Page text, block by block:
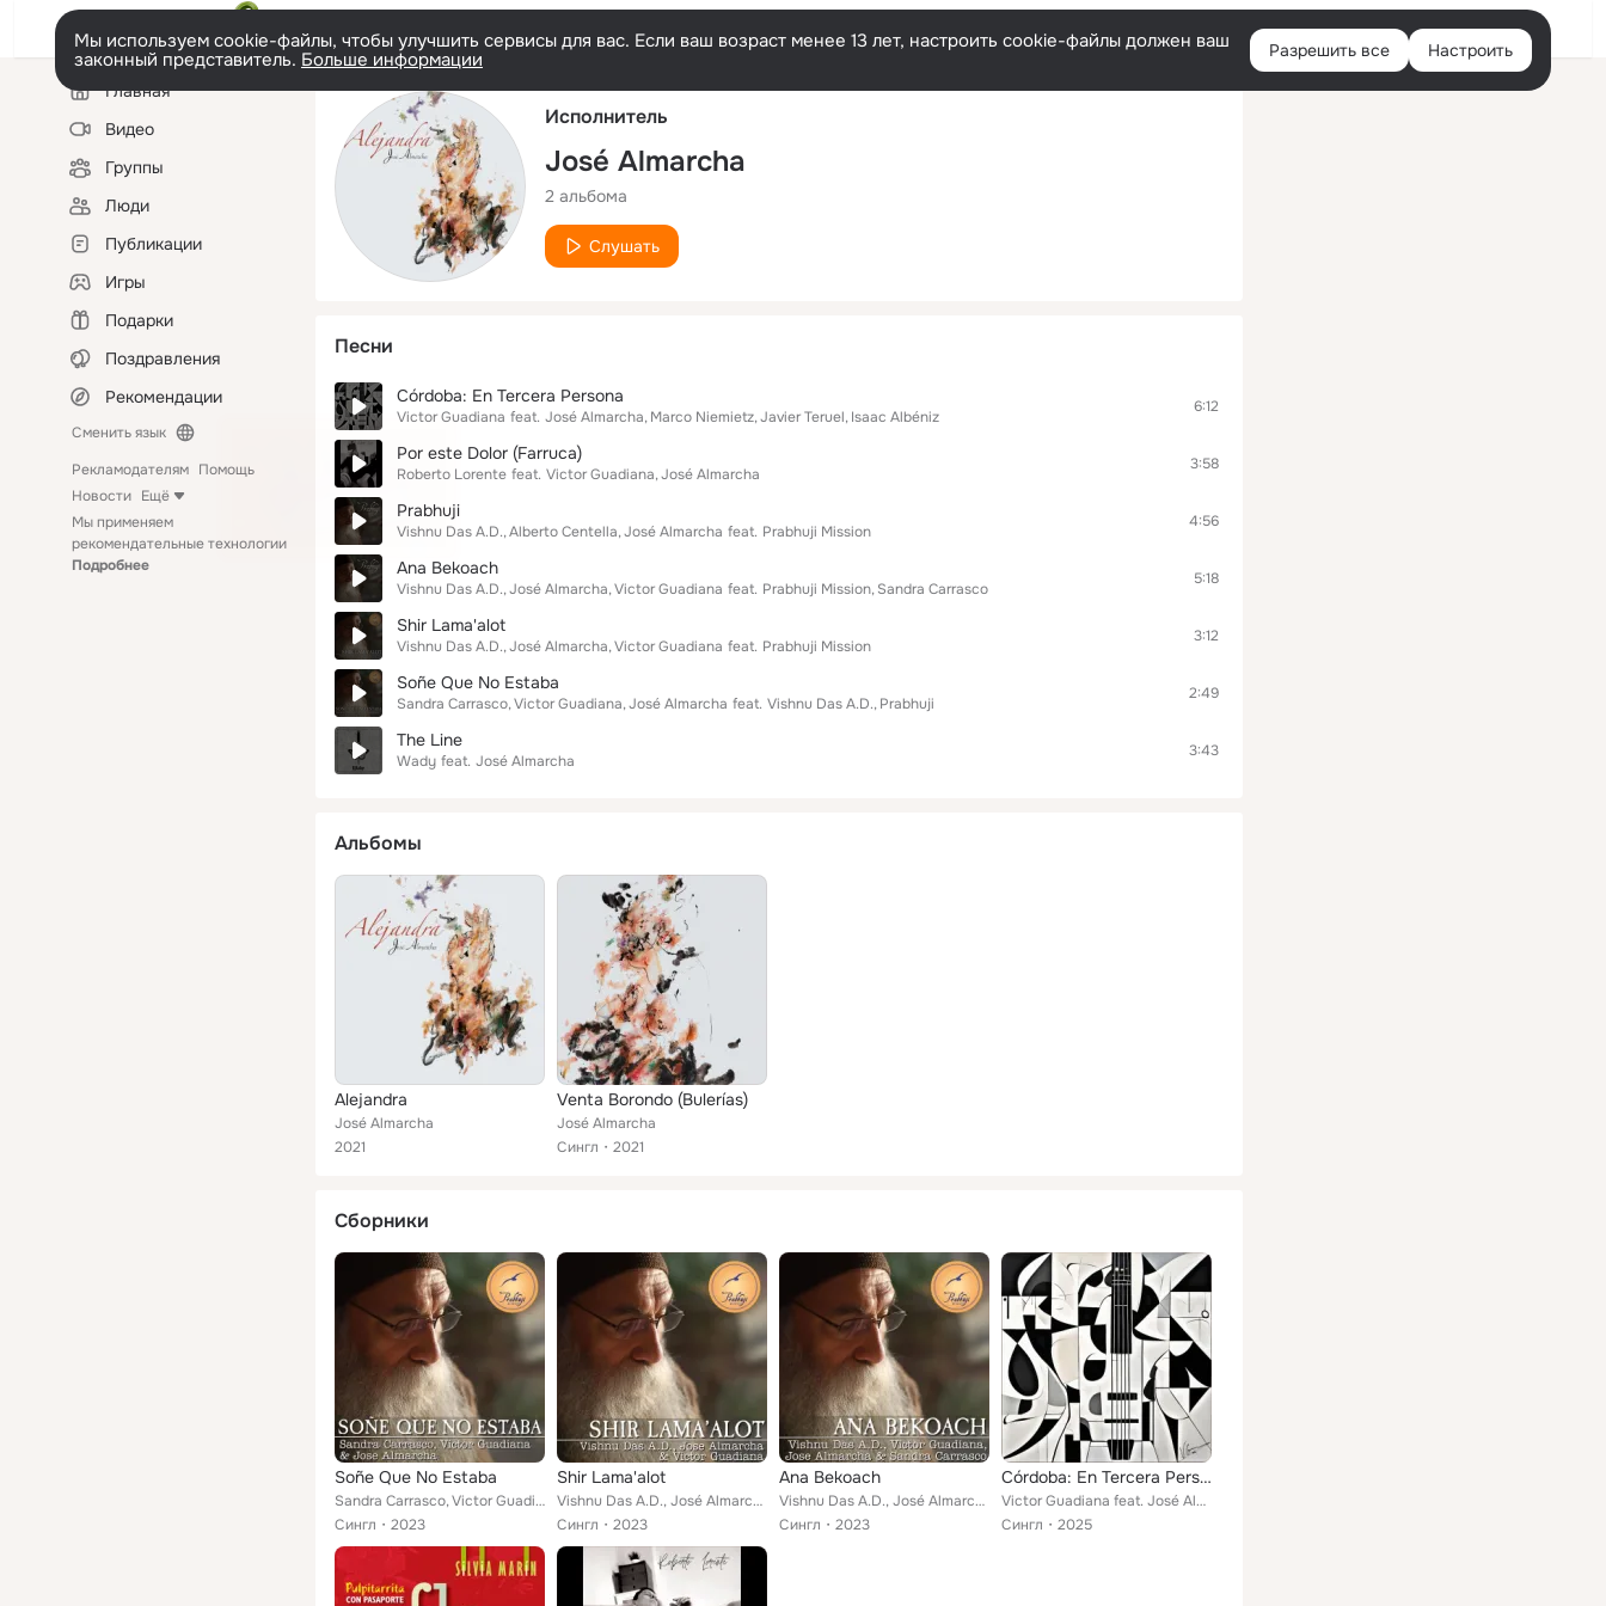
Русский Войти
Мы используем cookie-файлы, чтобы улучшить сервисы для вас. Если ваш возраст менее 13 лет, настроить cookie-файлы должен ваш
законный представитель. Больше информации Разрешить все Настроить
Левая
колонкаГлавная
Видео
Группы
Люди
Публикации
Игры
Подарки
Поздравления
Рекомендации
Сменить язык
Рекламодателям Помощь
Новости Ещё
Мы применяем
рекомендательные технологии
Подробнее
Исполнитель
José Almarcha
2 альбома
Слушать
Песни
Córdoba: En Tercera Persona
Victor Guadiana feat. José Almarcha Marco Niemietz Javier Teruel Isaac Albéniz
6:12
Por este Dolor (Farruca)
Roberto Lorente feat. Victor Guadiana José Almarcha
3:58
Prabhuji
Vishnu Das A.D. Alberto Centella José Almarcha feat. Prabhuji Mission
4:56
Ana Bekoach
Vishnu Das A.D. José Almarcha Victor Guadiana feat. Prabhuji Mission Sandra Carrasco
5:18
Shir Lama'alot
Vishnu Das A.D. José Almarcha Victor Guadiana feat. Prabhuji Mission
3:12
Soñe Que No Estaba
Sandra Carrasco Victor Guadiana José Almarcha feat. Vishnu Das A.D. Prabhuji
2:49
The Line
Wady feat. José Almarcha
3:43
Альбомы
Alejandra
José Almarcha
2021
Venta Borondo (Bulerías)
José Almarcha
Сингл
2021
Сборники
Soñe Que No Estaba
Sandra Carrasco, Victor Guadiana, José Almarcha feat. Vishnu Das A.D., Prabhuji
Сингл
2023
Shir Lama'alot
Vishnu Das A.D., José Almarcha, Victor Guadiana feat. Prabhuji Mission
Сингл
2023
Ana Bekoach
Vishnu Das A.D., José Almarcha, Victor Guadiana feat. Prabhuji Mission, Sandra Carrasco
Сингл
2023
Córdoba: En Tercera Persona
Victor Guadiana feat. José Almarcha, Marco Niemietz, Javier Teruel, Isaac Albéniz
Сингл
2025